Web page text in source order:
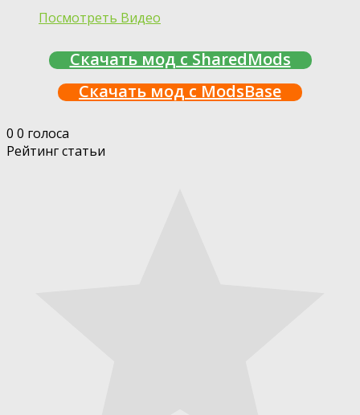
Посмотреть Видео
Скачать мод с SharedMods
Скачать мод с ModsBase
0 0 голоса
Рейтинг статьи